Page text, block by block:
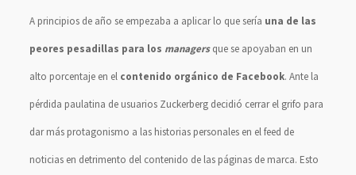
A principios de año se empezaba a aplicar lo que sería una de las
peores pesadillas para los managersque se apoyaban en un
alto porcentaje en el contenido orgánico de Facebook. Ante la
pérdida paulatina de usuarios Zuckerberg decidió cerrar el grifo para
dar más protagonismo a las historias personales en el feed de
noticias en detrimento del contenido de las páginas de marca. Esto